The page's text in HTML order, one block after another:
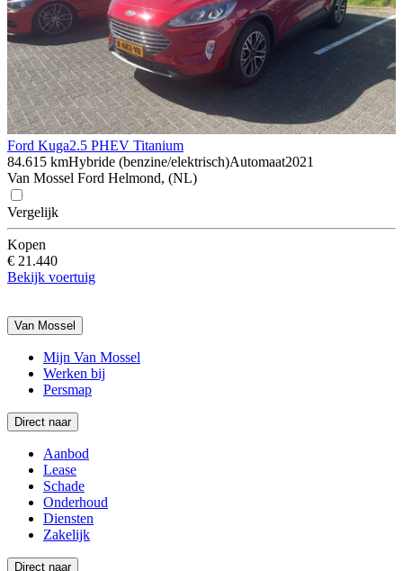
Ford Kuga2.5 PHEV Titanium
84.615 kmHybride (benzine/elektrisch)Automaat2021
Van Mossel Ford Helmond, (NL)
Vergelijk
Kopen
€ 21.440
Bekijk voertuig
Van Mossel
Mijn Van Mossel
Werken bij
Persmap
Direct naar
Aanbod
Lease
Schade
Onderhoud
Diensten
Zakelijk
Direct naar